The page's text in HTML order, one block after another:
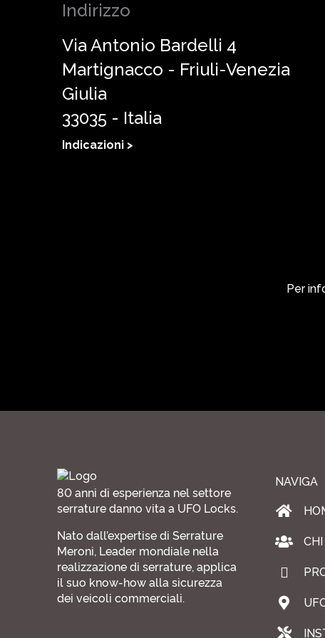
Indirizzo
Via Antonio Bardelli 4
Martignacco - Friuli-Venezia
Giulia
33035 - Italia
Indicazioni >
Per
80 anni di esperienza nel settore
serrature danno vita a UFO Locks.
Nato dall’expertise di Serrature
Meroni, Leader mondiale nella
realizzazione di serrature, applica
il suo know-how alla sicurezza
dei veicoli commerciali.
NAVIGA